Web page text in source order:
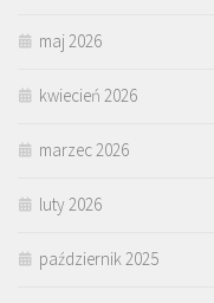
maj 2026
kwiecień 2026
marzec 2026
luty 2026
październik 2025